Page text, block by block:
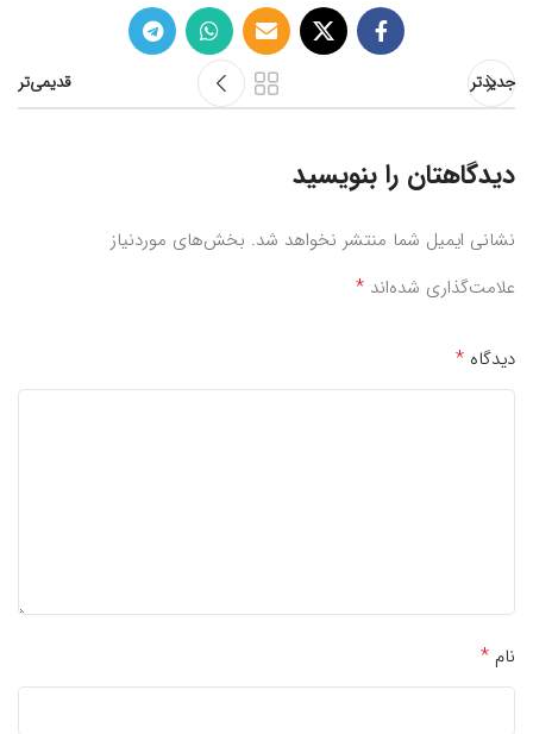
جدیدتر قدیمی‌تر
دیدگاهتان را بنویسید
نشانی ایمیل شما منتشر نخواهد شد. بخش‌های موردنیاز
علامت‌گذاری شده‌اند *
دیدگاه *
نام *